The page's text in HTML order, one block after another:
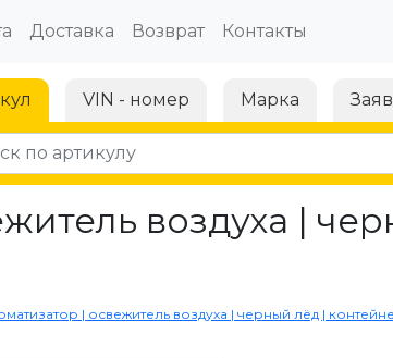
Доставка Возврат Контакты
VIN - номер Марка
воздуха |
| освежитель воздуха | черный лёд |